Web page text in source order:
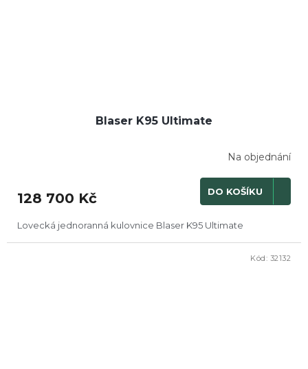
Blaser K95 Ultimate
Na objednání
128 700 Kč DO KOŠÍKU
Lovecká jednoranná kulovnice Blaser K95 Ultimate
Kód: 32132